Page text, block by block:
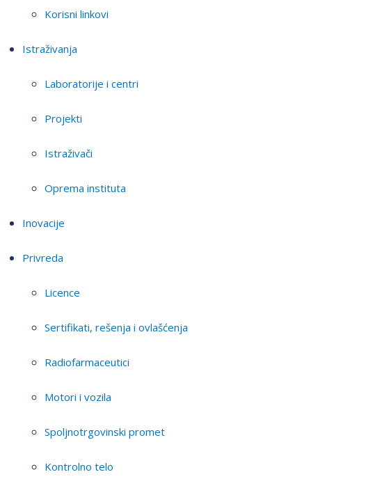
Korisni linkovi
Istraživanja
Laboratorije i centri
Projekti
Istraživači
Oprema instituta
Inovacije
Privreda
Licence
Sertifikati, rešenja i ovlašćenja
Radiofarmaceutici
Motori i vozila
Spoljnotrgovinski promet
Kontrolno telo